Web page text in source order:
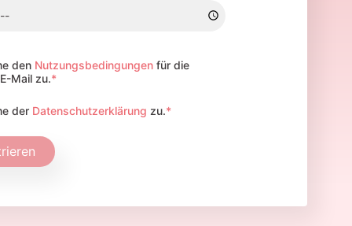
den Nutzungsbedingungen für die
Mail zu.*
der Datenschutzerklärung zu.*